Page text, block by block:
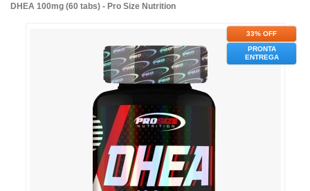
DHEA 100mg (60 tabs) - Pro Size Nutrition
33% OFF
PRONTA
ENTREGA